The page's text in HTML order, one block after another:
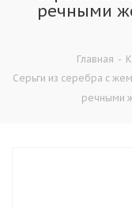
речными
Главная -
Серьги из серебра с
речными